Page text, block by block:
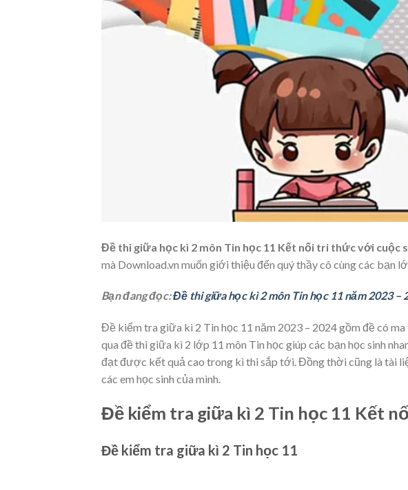
Đề thi giữa học kì 2 môn Tin học 11 Kết nối tri thức với cuộc
mà Download.vn muốn giới thiệu đến quý thầy cô cùng các bạn
Bạn đang đọc:Đề thi giữa học kì 2 môn Tin học 11 năm 2023
Đề kiểm tra giữa kì 2 Tin học 11 năm 2023 – 2024 gồm đề có
qua đề thi giữa kì 2 lớp 11 môn Tin học giúp các bạn học sinh
đạt được kết quả cao trong kì thi sắp tới. Đồng thời cũng là tài
các em học sinh của mình.
Đề kiểm tra giữa kì 2 Tin học 11 Kết
Đề kiểm tra giữa kì 2 Tin học 11